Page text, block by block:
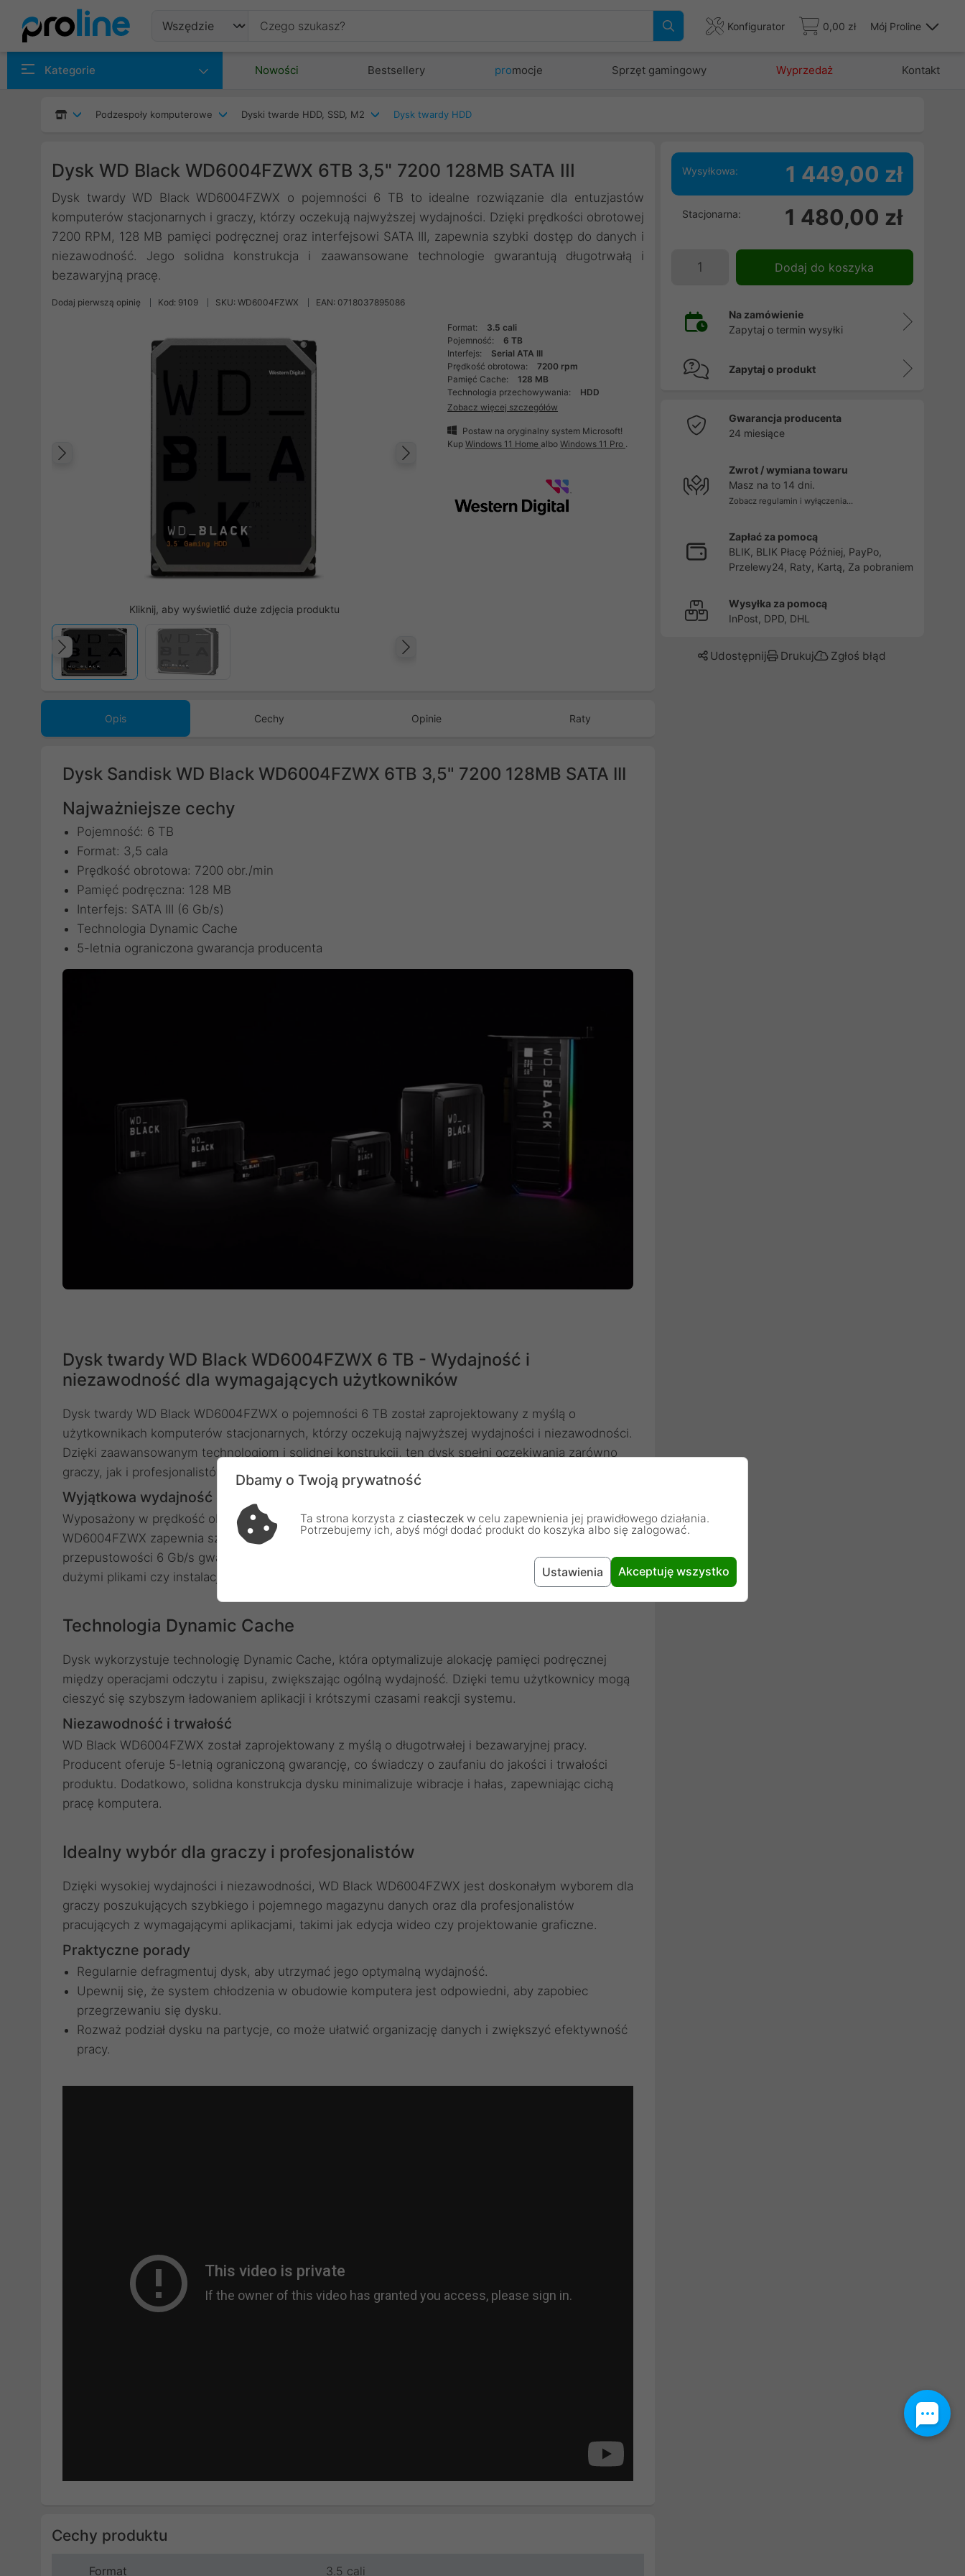
Konfigurator 0,00 zł Mój Proline
Kategorie Nowości Bestsellery promocje Sprzęt gamingowy Wyprzedaż Kontakt
Podzespoły komputerowe Dyski twarde HDD, SSD, M2 Dysk twardy HDD
Dysk WD Black WD6004FZWX 6TB 3,5" 7200 128MB SATA III
Dysk twardy WD Black WD6004FZWX o pojemności 6 TB to idealne rozwiązanie dla entuzjastów
komputerów stacjonarnych i graczy, którzy oczekują najwyższej wydajności. Dzięki prędkości obrotowej
7200 RPM, 128 MB pamięci podręcznej oraz interfejsowi SATA III, zapewnia szybki dostęp do danych i
niezawodność. Jego solidna konstrukcja i zaawansowane technologie gwarantują długotrwałą i
bezawaryjną pracę.
Dodaj pierwszą opinię Kod: 9109 SKU: WD6004FZWX EAN: 0718037895086
Kliknij, aby wyświetlić duże zdjęcia produktu
Poprzedni
Format:
3.5 cali
Pojemność:
6 TB
Interfejs:
Serial ATA III
Prędkość obrotowa:
7200 rpm
Pamięć Cache:
128 MB
Technologia przechowywania:
HDD
Zobacz więcej szczegółów
Postaw na oryginalny system Microsoft!
KupWindows 11 HomealboWindows 11 Pro .
Opis Cechy Opinie Raty
Dysk Sandisk WD Black WD6004FZWX 6TB 3,5" 7200 128MB SATA III
Najważniejsze cechy
Pojemność: 6 TB
Format: 3,5 cala
Prędkość obrotowa: 7200 obr./min
Pamięć podręczna: 128 MB
Interfejs: SATA III (6 Gb/s)
Technologia Dynamic Cache
5-letnia ograniczona gwarancja producenta
Dysk twardy WD Black WD6004FZWX 6 TB - Wydajność i
niezawodność dla wymagających użytkowników
Dysk twardy WD Black WD6004FZWX o pojemności 6 TB został zaprojektowany z myślą o
użytkownikach komputerów stacjonarnych, którzy oczekują najwyższej wydajności i niezawodności.
Dzięki zaawansowanym technologiom i solidnej konstrukcji, ten dysk spełni oczekiwania zarówno
graczy, jak i profesjonalistów pracujących z wymagającymi aplikacjami.
Wyjątkowa wydajność dla komputerów stacjonarnych
Wyposażony w prędkość obrotową 7200 obr./min oraz 128 MB pamięci podręcznej, WD Black
WD6004FZWX zapewnia szybki dostęp do danych i płynne działanie systemu. Interfejs SATA III o
przepustowości 6 Gb/s gwarantuje szybki transfer danych, co jest kluczowe podczas pracy z
dużymi plikami czy instalacji gier.
Technologia Dynamic Cache
Dysk wykorzystuje technologię Dynamic Cache, która optymalizuje alokację pamięci podręcznej
między operacjami odczytu i zapisu, zwiększając ogólną wydajność. Dzięki temu użytkownicy mogą
cieszyć się szybszym ładowaniem aplikacji i krótszymi czasami reakcji systemu.
Niezawodność i trwałość
WD Black WD6004FZWX został zaprojektowany z myślą o długotrwałej i bezawaryjnej pracy.
Producent oferuje 5-letnią ograniczoną gwarancję, co świadczy o zaufaniu do jakości i trwałości
produktu. Dodatkowo, solidna konstrukcja dysku minimalizuje wibracje i hałas, zapewniając cichą
pracę komputera.
Idealny wybór dla graczy i profesjonalistów
Dzięki wysokiej wydajności i niezawodności, WD Black WD6004FZWX jest doskonałym wyborem dla
graczy poszukujących szybkiego i pojemnego magazynu danych oraz dla profesjonalistów
pracujących z wymagającymi aplikacjami, takimi jak edycja wideo czy projektowanie graficzne.
Praktyczne porady
Regularnie defragmentuj dysk, aby utrzymać jego optymalną wydajność.
Upewnij się, że system chłodzenia w obudowie komputera jest odpowiedni, aby zapobiec
przegrzewaniu się dysku.
Rozważ podział dysku na partycje, co może ułatwić organizację danych i zwiększyć efektywność
pracy.
Cechy produktu
Format 3.5 cali
Wysyłkowa: 1 449,00 zł
Stacjonarna: 1 480,00 zł
Dodaj do koszyka
Na zamówienie
Zapytaj o termin wysyłki
Zapytaj o produkt
Gwarancja producenta
24 miesiące
Zwrot / wymiana towaru
Masz na to 14 dni.
Zobacz regulamin i wyłączenia...
Zapłać za pomocą
BLIK, BLIK Płacę Później, PayPo,
Przelewy24, Raty, Kartą, Za pobraniem
Wysyłka za pomocą
InPost, DPD, DHL
Udostępnij Drukuj Zgłoś błąd
Dbamy o Twoją prywatność
Ta strona korzysta z ciasteczek w celu zapewnienia jej prawidłowego działania.
Potrzebujemy ich, abyś mógł dodać produkt do koszyka albo się zalogować.
Ustawienia Akceptuję wszystko